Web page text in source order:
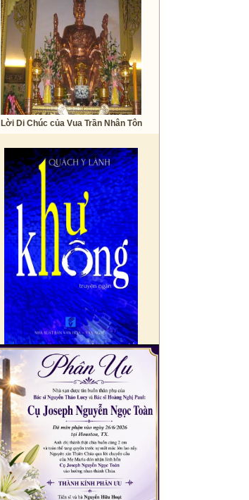
Lời Di Chúc của Vua Trần Nhân Tôn